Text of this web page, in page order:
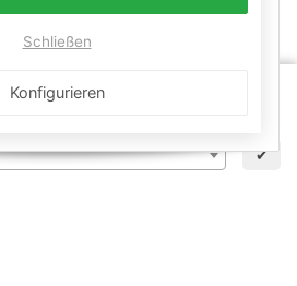
Preise und Artikel für deinen
✔
Schließen
Konfigurieren